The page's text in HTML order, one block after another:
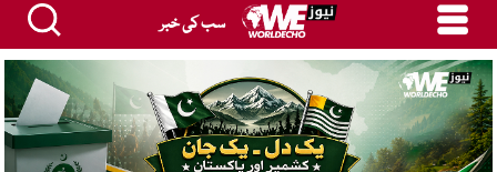
سب کی خبر